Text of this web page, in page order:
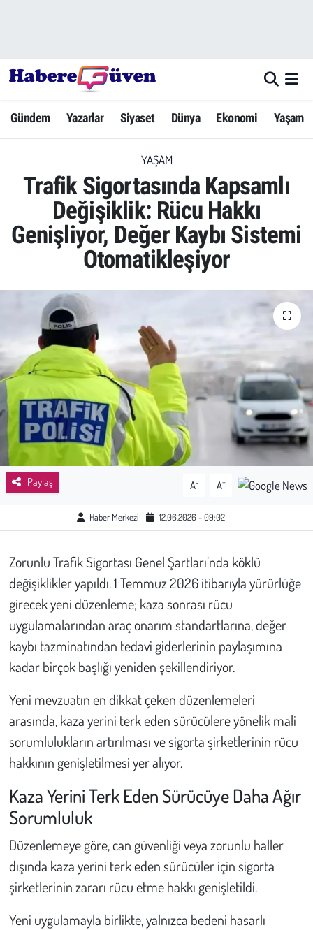
Gündem Yazarlar Siyaset Dünya Ekonomi Yaşam
YAŞAM
Trafik Sigortasında Kapsamlı
Değişiklik: Rücu Hakkı
Genişliyor, Değer Kaybı Sistemi
Otomatikleşiyor
Paylaş A- A+
Haber Merkezi 12.06.2026 - 09:02
Zorunlu Trafik Sigortası Genel Şartları’nda köklü
değişiklikler yapıldı. 1 Temmuz 2026 itibarıyla yürürlüğe
girecek yeni düzenleme; kaza sonrası rücu
uygulamalarından araç onarım standartlarına, değer
kaybı tazminatından tedavi giderlerinin paylaşımına
kadar birçok başlığı yeniden şekillendiriyor.
Yeni mevzuatın en dikkat çeken düzenlemeleri
arasında, kaza yerini terk eden sürücülere yönelik mali
sorumlulukların artırılması ve sigorta şirketlerinin rücu
hakkının genişletilmesi yer alıyor.
Kaza Yerini Terk Eden Sürücüye Daha Ağır
Sorumluluk
Düzenlemeye göre, can güvenliği veya zorunlu haller
dışında kaza yerini terk eden sürücüler için sigorta
şirketlerinin zararı rücu etme hakkı genişletildi.
Yeni uygulamayla birlikte, yalnızca bedeni hasarlı
Yazarlar
Dünya
Ekonomi
Yaşam
Yerel Haberler
Eğitim
Sağlık
Kadın
Emek
Spor
Çocuk
Kültür Sanat
İnsan Hakları
Hayvan Hakları
Çevre
Günün İçinden
Vefat İlanları
Tarih
Hukuk
Tarım
Hava Durumu
Trafik Durumu
Süper Lig Puan Durumu ve Fikstür
Tüm Manşetler
Son Dakika Haberleri
Haber Arşivi